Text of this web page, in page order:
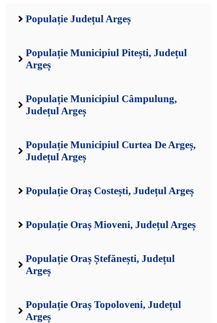
Populație Județul Argeș
Populație Municipiul Pitești, Județul
Argeș
Populație Municipiul Câmpulung,
Județul Argeș
Populație Municipiul Curtea De Argeș,
Județul Argeș
Populație Oraș Costești, Județul Argeș
Populație Oraș Mioveni, Județul Argeș
Populație Oraș Ștefănești, Județul
Argeș
Populație Oraș Topoloveni, Județul
Argeș